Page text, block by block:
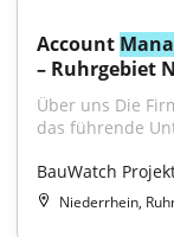
Account
– Ruhrgebiet
Über uns Die
das führende
BauWatch
Niederrhein,